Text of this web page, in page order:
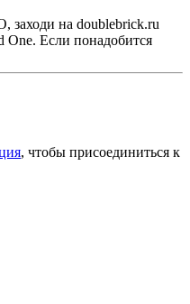
заходи на doublebrick.ru
Если понадобится
, чтобы присоединиться к